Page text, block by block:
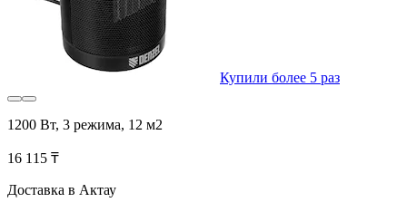
Купили более 5 раз
1200 Вт, 3 режима, 12 м2
16 115 ₸
Доставка в Актау